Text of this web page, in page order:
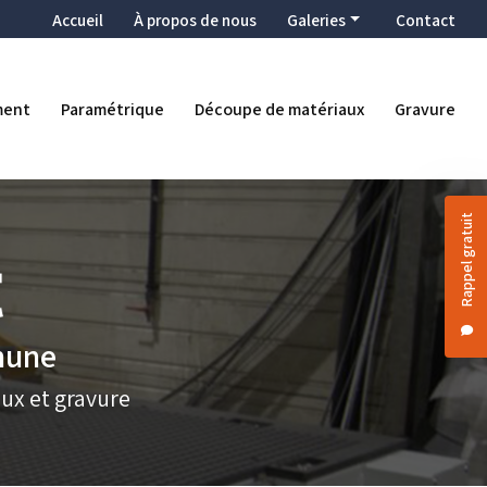
Rappel gratuit
Accueil À propos de nous
Galeries
Découpe de matériaux
Contact
Paramétrique Découpe de matériaux Gravure
et gravure